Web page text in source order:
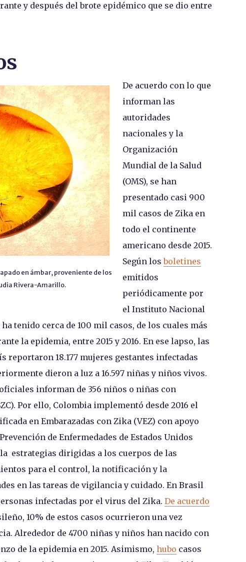
y después del brote epidémico que se dio entre
en ámbar, proveniente de los
Rivera-Amarillo.
De acuerdo con lo que
informan las
autoridades
nacionales y la
Organización
Mundial de la Salud
(OMS), se han
presentado casi 900
mil casos de Zika en
todo el continente
americano desde 2015.
Según losboletines
emitidos
periódicamente por
el Instituto Nacional
tenido cerca de 100 mil casos, de los cuales más
la epidemia, entre 2015 y 2016. En ese lapso, las
reportaron 18.177 mujeres gestantes infectadas
dieron a luz a 16.597 niñas y niños vivos.
informan de 356 niños o niñas con
Por ello, Colombia implementó desde 2016 el
en Embarazadas con Zika (VEZ) con apoyo
de Enfermedades de Estados Unidos
estrategias dirigidas a los cuerpos de las
para el control, la notificación y la
en las tareas de vigilancia y cuidado. En Brasil
infectadas por el virus del Zika. De acuerdo
10% de estos casos ocurrieron una vez
Alrededor de 4700 niñas y niños han nacido con
de la epidemia en 2015. Asimismo, hubo casos